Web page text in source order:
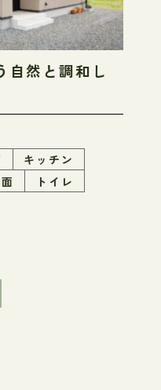
自然と調和し
キッチン
トイレ